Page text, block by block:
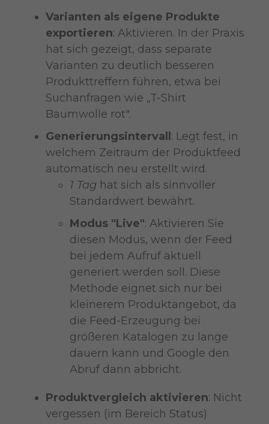
Varianten als eigene Produkte
exportieren: Aktivieren. In der Praxis
hat sich gezeigt, dass separate
Varianten zu deutlich besseren
Produkttreffern führen, etwa bei
Suchanfragen wie „T-Shirt
Baumwolle rot".
Generierungsintervall : Legt fest, in
welchem Zeitraum der Produktfeed
automatisch neu erstellt wird.
1 Tag hat sich als sinnvoller
Standardwert bewährt.
Modus "Live": Aktivieren Sie
diesen Modus, wenn der Feed
bei jedem Aufruf aktuell
generiert werden soll. Diese
Methode eignet sich nur bei
kleinerem Produktangebot, da
die Feed-Erzeugung bei
größeren Katalogen zu lange
dauern kann und Google den
Abruf dann abbricht.
Produktvergleich aktivieren: Nicht
vergessen (im Bereich Status)